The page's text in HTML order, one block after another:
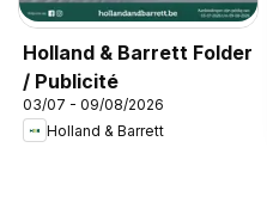
Holland & Barrett Folder
/ Publicité
03/07 - 09/08/2026
Holland & Barrett